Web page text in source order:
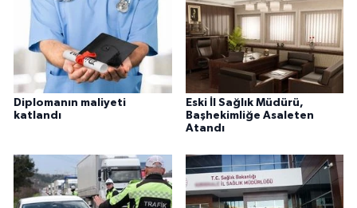
Diplomanın maliyeti
katlandı
Eski İl Sağlık Müdürü,
Başhekimliğe Asaleten
Atandı